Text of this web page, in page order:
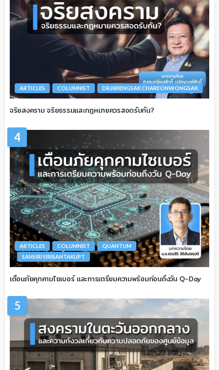
ARTICLES COLUMNIST DR.KRIENGSAK CHAREONWONGSAK
จริยสงคราม จริยธรรมและกฎหมายควรสอดรับกัน?
4
ARTICLES COLUMNIST
QUANTUM
SANSIRI SIRISANTAKUPT
เตือนภัยคุกคามไซเบอร์ และการเตรียมความพร้อมก่อนถึงวัน Q-Day
5